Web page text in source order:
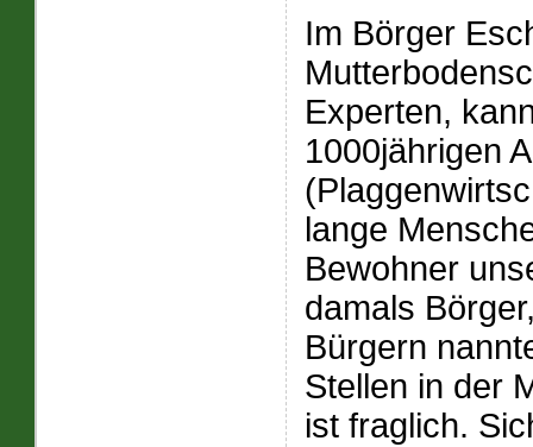
Im Börger
Experten,
1000jährigen
lange
Bewohner
damals
Bürgern
Stellen in der
ist fraglich.